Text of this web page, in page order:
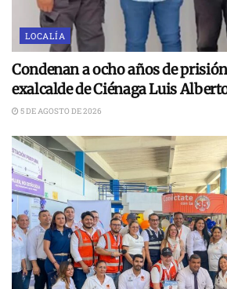
LOCALÍA
Condenan a ocho años de
exalcalde de Ciénaga Luis
5 DE AGOSTO DE 2026